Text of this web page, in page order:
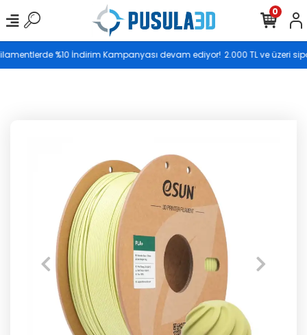
Saat 17.00’ye kadar vereceğiniz siparişler aynı gün
kargoya teslim edilir.
%10 İndirim Kampanyası devam ediyor! 2.000 TL ve üzeri
0